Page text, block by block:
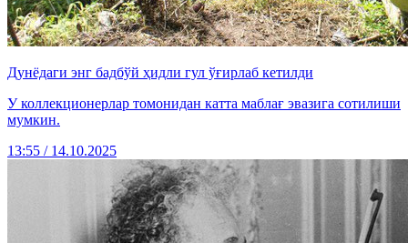
Дунёдаги энг бадбўй ҳидли гул ўғирлаб кетилди
У коллекционерлар томонидан катта маблағ эвазига сотилиши
мумкин.
13:55 / 14.10.2025